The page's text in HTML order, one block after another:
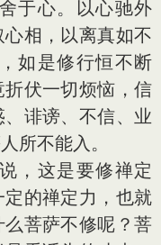
于心。以心驰外
相，以离真如不
如是修行恒不断
伏一切烦恼，信
诽谤、不信、业
所不能入。
这是要修禅定
的禅定力，也就
菩萨不修呢？菩